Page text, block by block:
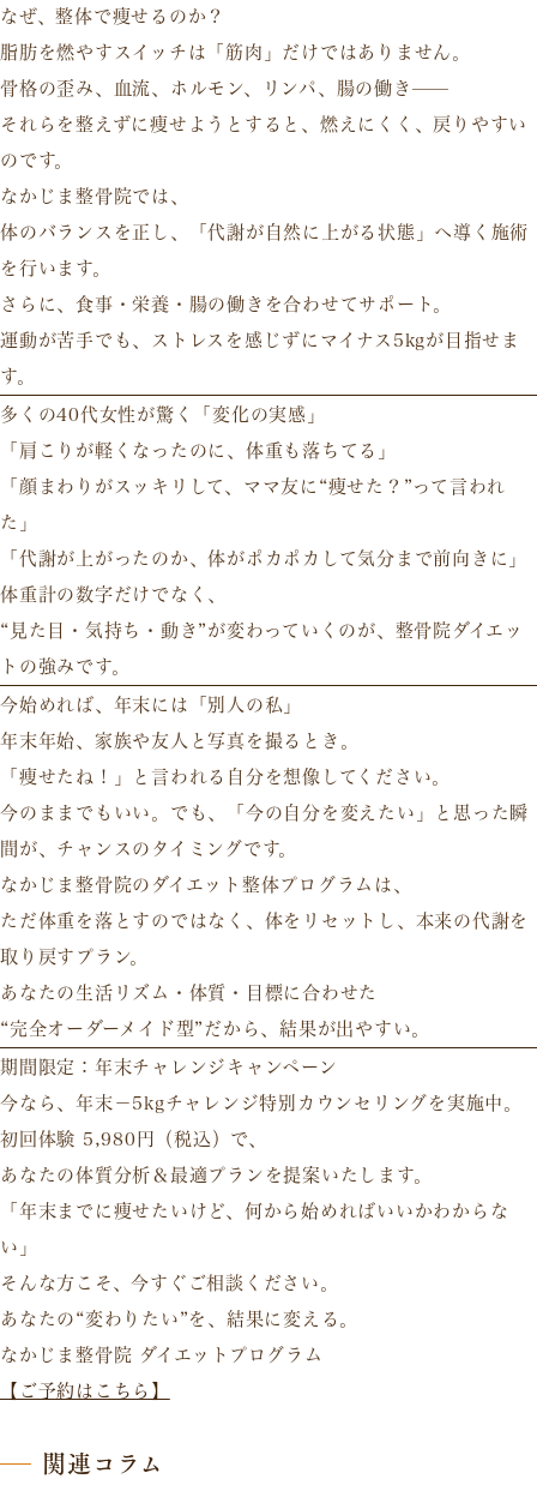
なぜ、整体で痩せるのか？
脂肪を燃やすスイッチは「筋肉」だけではありません。
骨格の歪み、血流、ホルモン、リンパ、腸の働き——
それらを整えずに痩せようとすると、燃えにくく、戻りやすい
のです。
なかじま整骨院では、
体のバランスを正し、「代謝が自然に上がる状態」へ導く施術
を行います。
さらに、 食事・栄養・腸の働き を合わせてサポート。
運動が苦手でも、ストレスを感じずにマイナス5kgが目指せま
す。
多くの40代女性が驚く「変化の実感」
「肩こりが軽くなったのに、体重も落ちてる」
「顔まわりがスッキリして、ママ友に“痩せた？”って言われ
た」
「代謝が上がったのか、体がポカポカして気分まで前向きに」
体重計の数字だけでなく、
“見た目・気持ち・動き”が変わっていくのが、整骨院ダイエッ
トの強みです。
今始めれば、年末には「別人の私」
年末年始、家族や友人と写真を撮るとき。
「痩せたね！」と言われる自分を想像してください。
今のままでもいい。でも、「今の自分を変えたい」と思った瞬
間が、 チャンスのタイミングです。
なかじま整骨院の ダイエット整体プログラム は、
ただ体重を落とすのではなく、 体をリセットし、本来の代謝を
取り戻す プラン。
あなたの生活リズム・体質・目標に合わせた
“完全オーダーメイド型”だから、結果が出やすい。
期間限定：年末チャレンジキャンペーン
今なら、 年末－5kgチャレンジ特別カウンセリングを実施中。
初回体験 5,980円（税込）で、
あなたの体質分析＆最適プランを提案いたします。
「年末までに痩せたいけど、何から始めればいいかわからな
い」
そんな方こそ、今すぐご相談ください。
あなたの“変わりたい”を、結果に変える。
なかじま整骨院 ダイエットプログラム
【ご予約はこちら】
関連コラム